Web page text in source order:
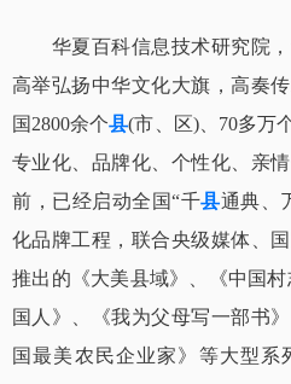
华夏百科信息技术研究院，
高举弘扬中华文化大旗，高奏
国2800余个县(市、区)、70多万
专业化、品牌化、个性化、亲
前，已经启动全国“千县通典、
化品牌工程，联合央级媒体、
推出的《大美县域》、《中国
国人》、《我为父母写一部书
国最美农民企业家》等大型